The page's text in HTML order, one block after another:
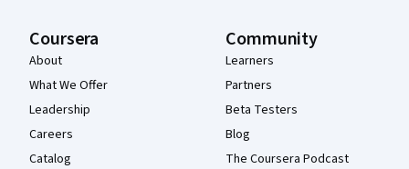
Coursera
About
What We Offer
Leadership
Careers
Catalog
Community
Learners
Partners
Beta Testers
Blog
The Coursera Podcast